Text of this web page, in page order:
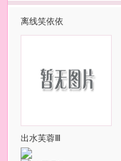
离线笑依依
出水芙蓉Ⅲ